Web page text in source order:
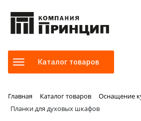
Каталог товаров
Главная Каталог товаров
Оснащение
Планки для духовых шкафов